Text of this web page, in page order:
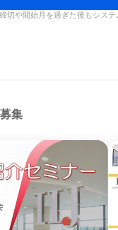
切や開始月を過ぎた後もシス
集